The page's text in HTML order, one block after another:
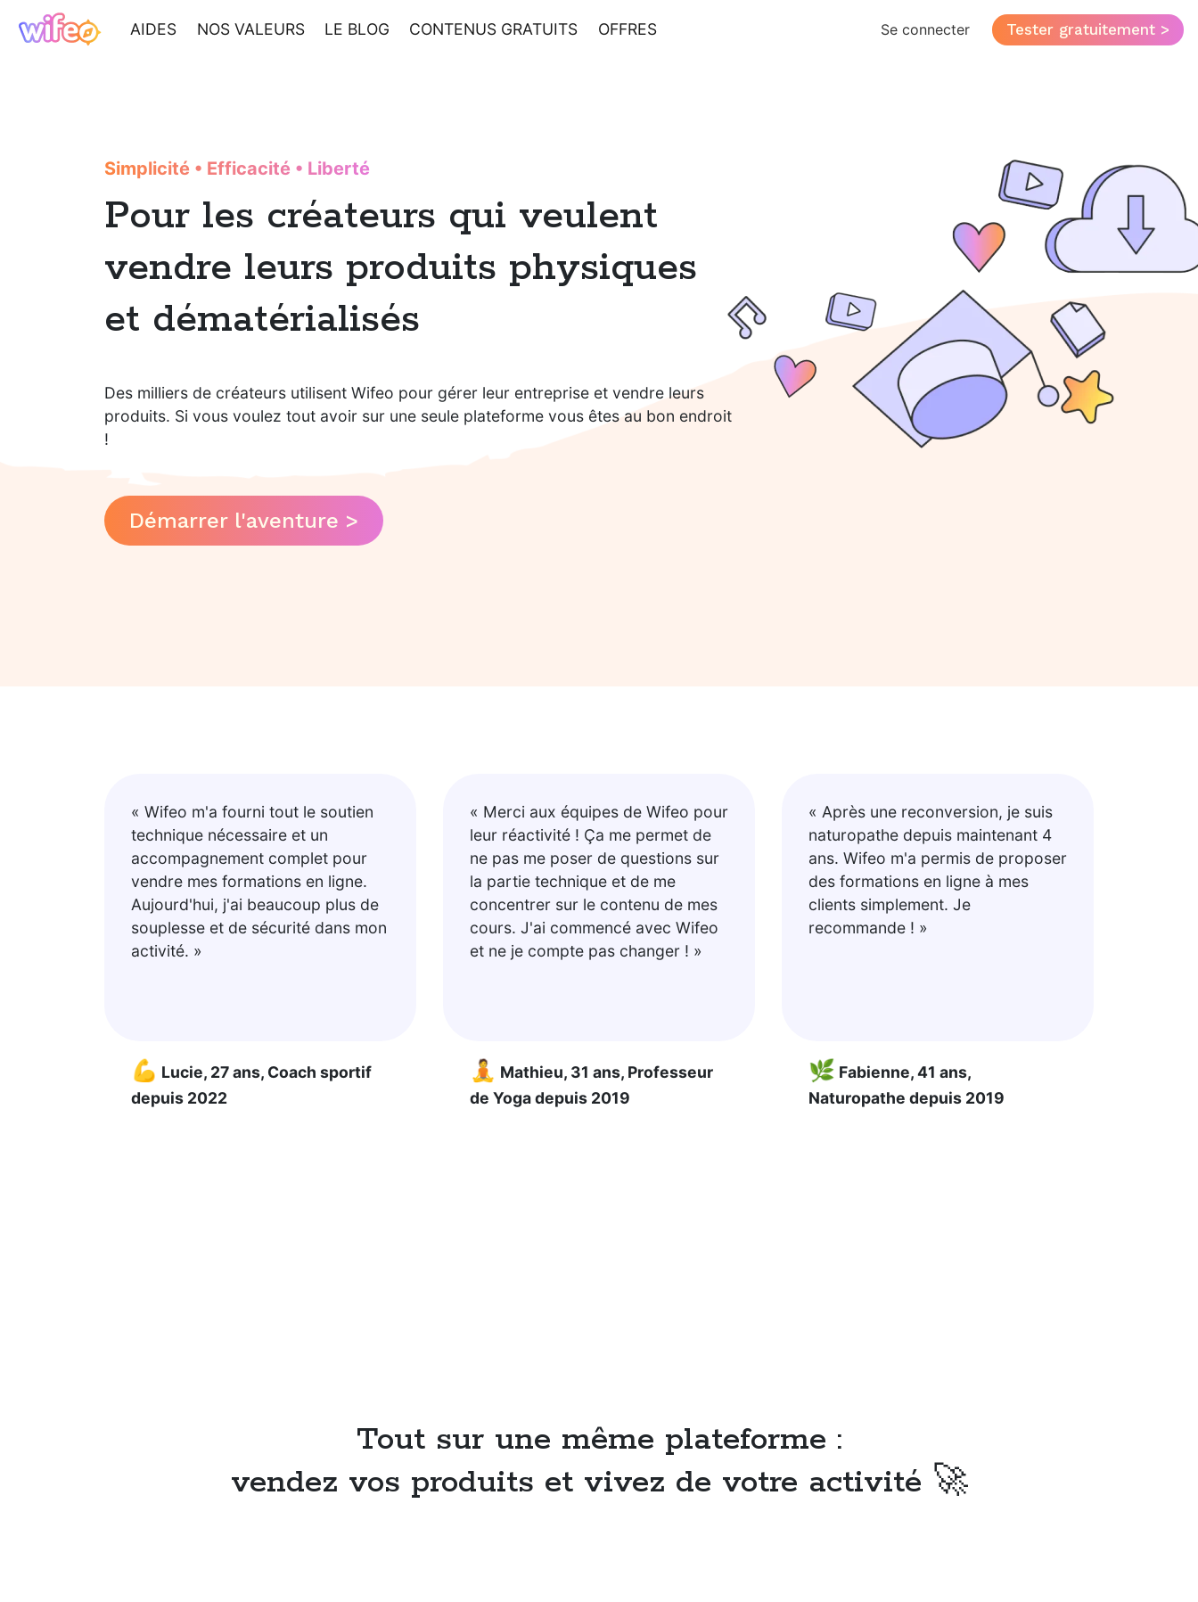
AIDES NOS VALEURS LE BLOG CONTENUS GRATUITS OFFRES Se connecter Tester gratuitement >
Simplicité • Efficacité • Liberté
Pour les créateurs qui veulent
vendre leurs produits physiques
et dématérialisés
Des milliers de créateurs utilisent Wifeo pour gérer leur entreprise et vendre leurs
produits. Si vous voulez tout avoir sur une seule plateforme vous êtes au bon endroit
!
Démarrer l'aventure >
« Wifeo m'a fourni tout le soutien
technique nécessaire et un
accompagnement complet pour
vendre mes formations en ligne.
Aujourd'hui, j'ai beaucoup plus de
souplesse et de sécurité dans mon
activité. »
💪 Lucie, 27 ans, Coach sportif
depuis 2022
« Merci aux équipes de Wifeo pour
leur réactivité ! Ça me permet de
ne pas me poser de questions sur
la partie technique et de me
concentrer sur le contenu de mes
cours. J'ai commencé avec Wifeo
et ne je compte pas changer ! »
🧘 Mathieu, 31 ans, Professeur
de Yoga depuis 2019
« Après une reconversion, je suis
naturopathe depuis maintenant 4
ans. Wifeo m'a permis de proposer
des formations en ligne à mes
clients simplement. Je
recommande ! »
🌿 Fabienne, 41 ans,
Naturopathe depuis 2019
Tout sur une même plateforme :
vendez vos produits et vivez de votre activité 🚀